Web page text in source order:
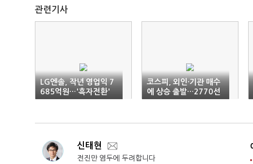
관련기사
LG엔솔, 작년 영업익 7
685억원…'흑자전환'
코스피, 외인·기관 매수
에 상승 출발…2770선
신태현
전진만 염두에 두려합니다